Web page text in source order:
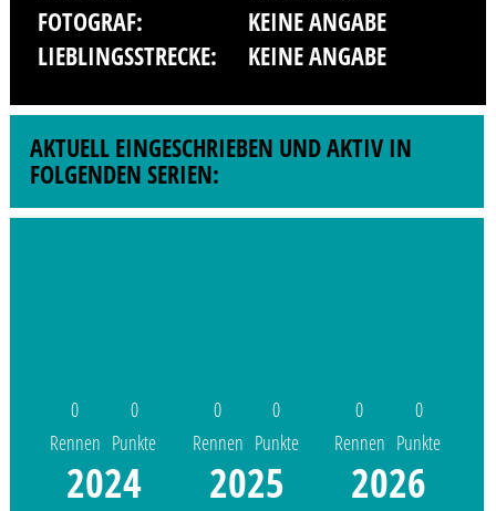
FOTOGRAF:
KEINE ANGABE
LIEBLINGSSTRECKE:
KEINE ANGABE
AKTUELL EINGESCHRIEBEN UND AKTIV IN
FOLGENDEN SERIEN:
0
Rennen
0
Punkte
2024
0
Rennen
0
Punkte
2025
0
Rennen
0
Punkte
2026